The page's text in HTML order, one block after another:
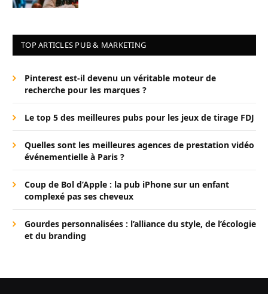
TOP ARTICLES PUB & MARKETING
Pinterest est-il devenu un véritable moteur de
recherche pour les marques ?
Le top 5 des meilleures pubs pour les jeux de tirage FDJ
Quelles sont les meilleures agences de prestation vidéo
événementielle à Paris ?
Coup de Bol d’Apple : la pub iPhone sur un enfant
complexé pas ses cheveux
Gourdes personnalisées : l’alliance du style, de l’écologie
et du branding